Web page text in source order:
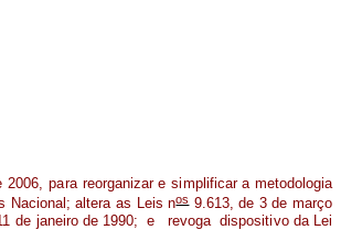
2006, para reorganizar e simpl ificar a metodologia
Nacional; altera as Leis nos 9.613, de 3 de março
de janeiro de 1990; erevoga dispositivo da Lei